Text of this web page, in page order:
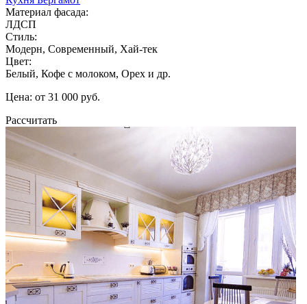
Материал фасада:
ЛДСП
Стиль:
Модерн, Современный, Хай-тек
Цвет:
Белый, Кофе с молоком, Орех и др.
Цена: от 31 000 руб.
Рассчитать